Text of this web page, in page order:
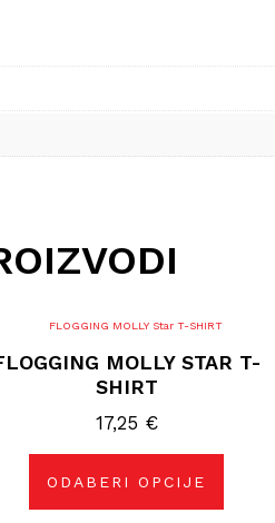
MOLLY STAR T-
SHIRT
17,25 €
ODABERI OPCIJE
Ovaj
ima
varijanti.
se
odabrati
stranici
proizvoda